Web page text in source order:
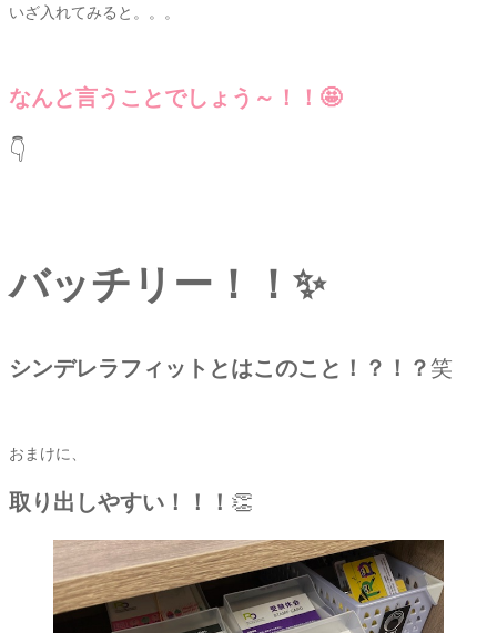
いざ入れてみると。。。
なんと言うことでしょう～！！🤩
👇
バッチリー！！✨
シンデレラフィットとはこのこと！？！？笑
おまけに、
取り出しやすい！！！ 👏